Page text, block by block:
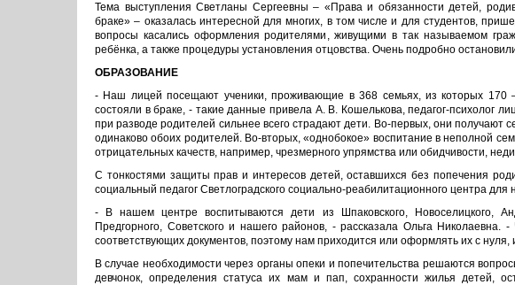
Тема выступления Светланы Сергеевны – «Права и обязанности детей,
браке» – оказалась интересной для многих, в том числе и для студентов,
вопросы касались оформления родителями, живущими в так называемом
ребёнка, а также процедуры установления отцовства. Очень подробно
ОБРАЗОВАНИЕ
- Наш лицей посещают ученики, проживающие в 368 семьях, из которых 170
состояли в браке, - такие данные привела А. В. Кошелькова, педагог-психолог
при разводе родителей сильнее всего страдают дети. Во-первых, они получают
одинаково обоих родителей. Во-вторых, «однобокое» воспитание в неполной
отрицательных качеств, например, чрезмерного упрямства или обидчивости,
С тонкостями защиты прав и интересов детей, оставшихся без попечения
социальный педагог Светлоградского социально-реабилитационного центра
- В нашем центре воспитываются дети из Шпаковского, Новоселицкого,
Предгорного, Советского и нашего районов, - рассказала Ольга
соответствующих документов, поэтому нам приходится или оформлять их с нуля,
В случае необходимости через органы опеки и попечительства решаются
девчонок, определения статуса их мам и пап, сохранности жилья детей,